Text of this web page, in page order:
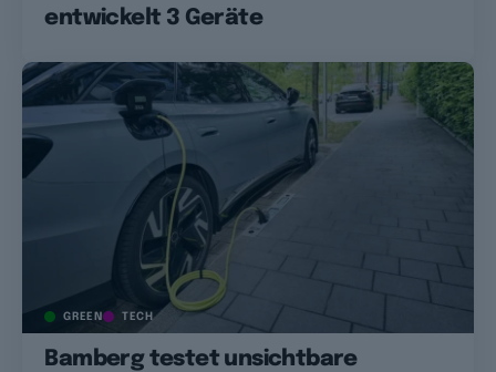
entwickelt 3 Geräte
GREEN TECH
Bamberg testet unsichtbare